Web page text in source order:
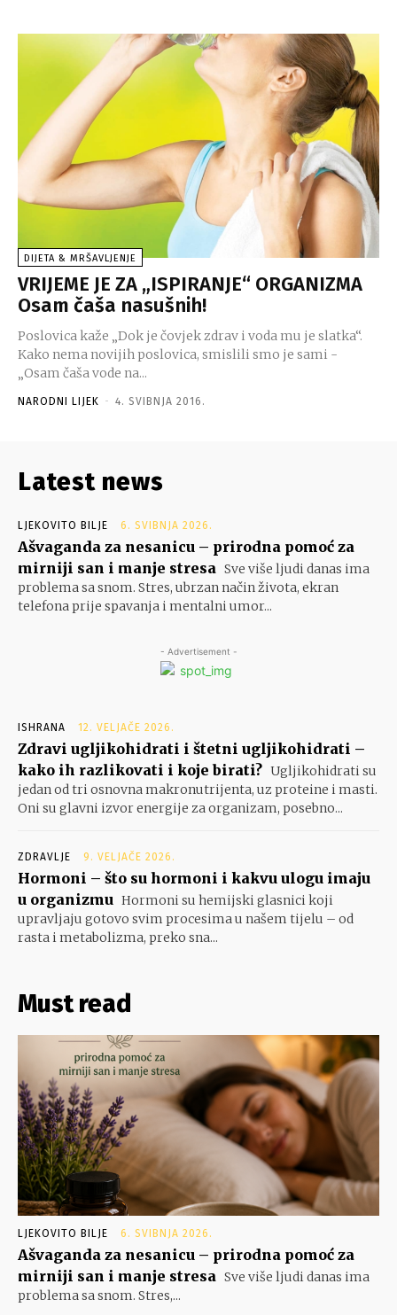
DIJETA & MRŠAVLJENJE
VRIJEME JE ZA „ISPIRANJE“ ORGANIZMA
Osam čaša nasušnih!
Poslovica kaže „Dok je čovjek zdrav i voda mu je slatka“.
Kako nema novijih poslovica, smislili smo je sami -
„Osam čaša vode na...
NARODNI LIJEK - 4. SVIBNJA 2016.
Latest news
LJEKOVITO BILJE 6. SVIBNJA 2026.
Ašvaganda za nesanicu – prirodna pomoć za
mirniji san i manje stresa Sve više ljudi danas ima
problema sa snom. Stres, ubrzan način života, ekran
telefona prije spavanja i mentalni umor...
- Advertisement -
ISHRANA 12. VELJAČE 2026.
Zdravi ugljikohidrati i štetni ugljikohidrati –
kako ih razlikovati i koje birati? Ugljikohidrati su
jedan od tri osnovna makronutrijenta, uz proteine i masti.
Oni su glavni izvor energije za organizam, posebno...
ZDRAVLJE 9. VELJAČE 2026.
Hormoni – što su hormoni i kakvu ulogu imaju
u organizmu Hormoni su hemijski glasnici koji
upravljaju gotovo svim procesima u našem tijelu – od
rasta i metabolizma, preko sna...
Must read
LJEKOVITO BILJE 6. SVIBNJA 2026.
Ašvaganda za nesanicu – prirodna pomoć za
mirniji san i manje stresa Sve više ljudi danas ima
problema sa snom. Stres,...